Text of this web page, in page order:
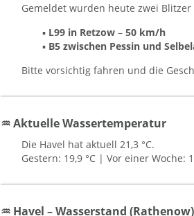
Gemeldet wurden heute zwei Blitzer
▪ L99 in Retzow – 50 km/h
▪ B5 zwischen Pessin und
Bitte vorsichtig fahren und die
♒ Aktuelle Wassertemperatur
Die Havel hat aktuell 21,3 °C.
Gestern: 19,9 °C | Vor einer Woche:
♒ Havel – Wasserstand (Rathenow)